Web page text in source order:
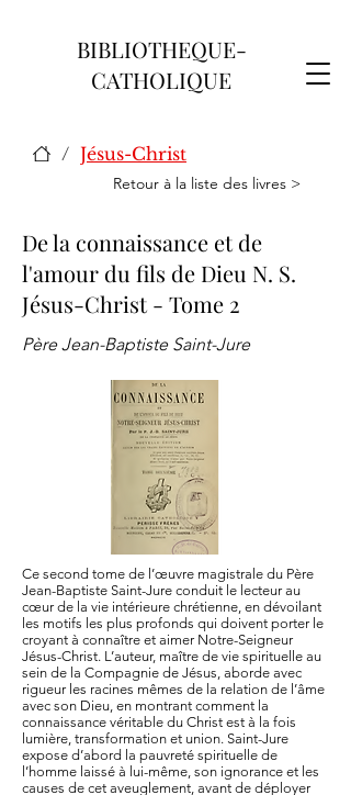
BIBLIOTHEQUE-
CATHOLIQUE
/ Jésus-Christ
Retour à la liste des livres >
De la connaissance et de
l'amour du fils de Dieu N. S.
Jésus-Christ - Tome 2
Père Jean-Baptiste Saint-Jure
Ce second tome de l’œuvre magistrale du Père
Jean-Baptiste Saint-Jure conduit le lecteur au
cœur de la vie intérieure chrétienne, en dévoilant
les motifs les plus profonds qui doivent porter le
croyant à connaître et aimer Notre-Seigneur
Jésus-Christ. L’auteur, maître de vie spirituelle au
sein de la Compagnie de Jésus, aborde avec
rigueur les racines mêmes de la relation de l’âme
avec son Dieu, en montrant comment la
connaissance véritable du Christ est à la fois
lumière, transformation et union. Saint-Jure
expose d’abord la pauvreté spirituelle de
l’homme laissé à lui-même, son ignorance et les
causes de cet aveuglement, avant de déployer